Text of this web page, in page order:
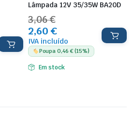
Lâmpada 12V 35/35W BA20D
3,06 €
2,60 €
IVA incluído
Poupa 0,46 € (15%)
Em stock